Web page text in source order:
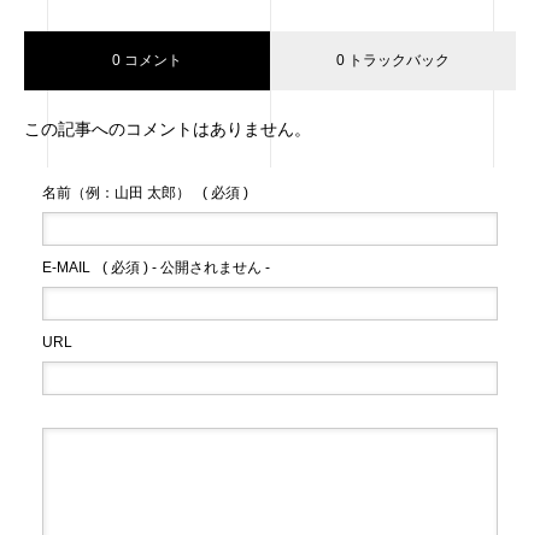
0 コメント 0 トラックバック
この記事へのコメントはありません。
名前（例：山田 太郎） ( 必須 )
E-MAIL ( 必須 ) - 公開されません -
URL